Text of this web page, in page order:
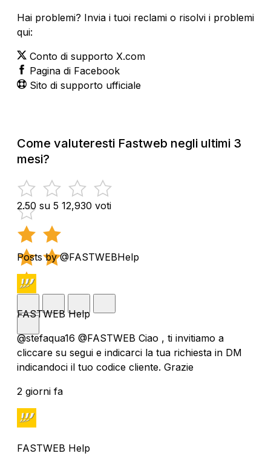
Hai problemi? Invia i tuoi reclami o risolvi i problemi
qui:
Conto di supporto X.com
Pagina di Facebook
Sito di supporto ufficiale
Come valuteresti Fastweb negli ultimi 3
mesi?
2.50 su 5 12,930 voti
Posts by @FASTWEBHelp
FASTWEB Help
@stefaqua16 @FASTWEB Ciao , ti invitiamo a
cliccare su segui e indicarci la tua richiesta in DM
indicandoci il tuo codice cliente. Grazie
2 giorni fa
FASTWEB Help